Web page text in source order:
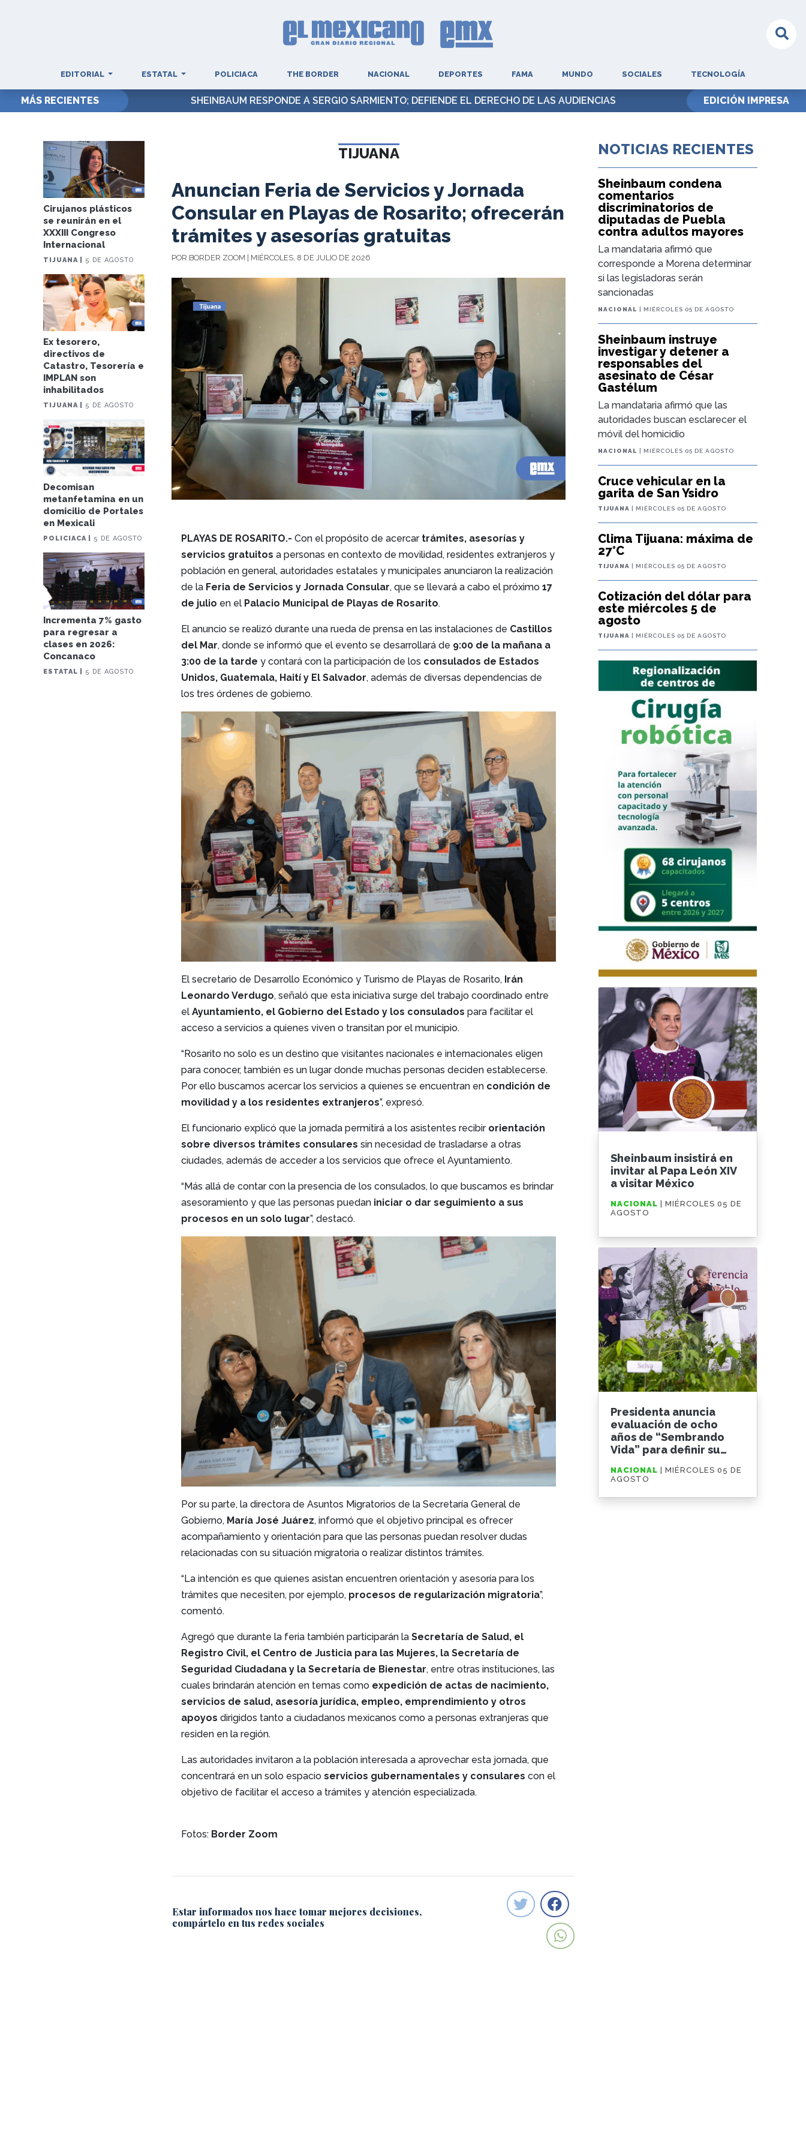
EDITORIAL ESTATAL POLICIACA THE BORDER NACIONAL DEPORTES FAMA MUNDO SOCIALES TECNOLOGÍA
MÁS RECIENTES SHEINBAUM RESPONDE A SERGIO SARMIENTO; DEFIENDE EL DERECHO DE LAS AUDIENCIAS EDICIÓN IMPRESA
Cirujanos plásticos
se reunirán en el
XXXIII Congreso
Internacional
TIJUANA | 5 DE AGOSTO
Ex tesorero,
directivos de
Catastro, Tesorería e
IMPLAN son
inhabilitados
TIJUANA | 5 DE AGOSTO
Decomisan
metanfetamina en un
domicilio de Portales
en Mexicali
POLICIACA | 5 DE AGOSTO
Incrementa 7% gasto
para regresar a
clases en 2026:
Concanaco
ESTATAL | 5 DE AGOSTO
TIJUANA
Anuncian Feria de Servicios y Jornada
Consular en Playas de Rosarito; ofrecerán
trámites y asesorías gratuitas
POR BORDER ZOOM | MIÉRCOLES, 8 DE JULIO DE 2026
PLAYAS DE ROSARITO.- Con el propósito de acercar trámites, asesorías y
servicios gratuitos a personas en contexto de movilidad, residentes extranjeros y
población en general, autoridades estatales y municipales anunciaron la realización
de la Feria de Servicios y Jornada Consular, que se llevará a cabo el próximo17
de julio en el Palacio Municipal de Playas de Rosarito.
El anuncio se realizó durante una rueda de prensa en las instalaciones de Castillos
del Mar, donde se informó que el evento se desarrollará de 9:00 de la mañana a
3:00 de la tarde y contará con la participación de los consulados de Estados
Unidos, Guatemala, Haití y El Salvador, además de diversas dependencias de
los tres órdenes de gobierno.
El secretario de Desarrollo Económico y Turismo de Playas de Rosarito, Irán
Leonardo Verdugo, señaló que esta iniciativa surge del trabajo coordinado entre
elAyuntamiento, el Gobierno del Estado y los consulados para facilitar el
acceso a servicios a quienes viven o transitan por el municipio.
“Rosarito no solo es un destino que visitantes nacionales e internacionales eligen
para conocer, también es un lugar donde muchas personas deciden establecerse.
Por ello buscamos acercar los servicios a quienes se encuentran en condición de
movilidad y a los residentes extranjeros”, expresó.
El funcionario explicó que la jornada permitirá a los asistentes recibir orientación
sobre diversos trámites consulares sin necesidad de trasladarse a otras
ciudades, además de acceder a los servicios que ofrece el Ayuntamiento.
“Más allá de contar con la presencia de los consulados, lo que buscamos es brindar
asesoramiento y que las personas puedan iniciar o dar seguimiento a sus
procesos en un solo lugar”, destacó.
Por su parte, la directora de Asuntos Migratorios de la Secretaría General de
Gobierno, María José Juárez, informó que el objetivo principal es ofrecer
acompañamiento y orientación para que las personas puedan resolver dudas
relacionadas con su situación migratoria o realizar distintos trámites.
“La intención es que quienes asistan encuentren orientación y asesoría para los
trámites que necesiten, por ejemplo, procesos de regularización migratoria”,
comentó.
Agregó que durante la feria también participarán laSecretaría de Salud, el
Registro Civil, el Centro de Justicia para las Mujeres, la Secretaría de
Seguridad Ciudadana y la Secretaría de Bienestar, entre otras instituciones, las
cuales brindarán atención en temas como expedición de actas de nacimiento,
servicios de salud, asesoría jurídica, empleo, emprendimiento y otros
apoyos dirigidos tanto a ciudadanos mexicanos como a personas extranjeras que
residen en la región.
Las autoridades invitaron a la población interesada a aprovechar esta jornada, que
concentrará en un solo espacioservicios gubernamentales y consulares con el
objetivo de facilitar el acceso a trámites y atención especializada.
Fotos: Border Zoom
Estar informados nos hace tomar mejores decisiones,
compártelo en tus redes sociales
NOTICIAS RECIENTES
Sheinbaum condena
comentarios
discriminatorios de
diputadas de Puebla
contra adultos mayores
La mandataria afirmó que
corresponde a Morena determinar
si las legisladoras serán
sancionadas
NACIONAL | MIÉRCOLES 05 DE AGOSTO
Sheinbaum instruye
investigar y detener a
responsables del
asesinato de César
Gastélum
La mandataria afirmó que las
autoridades buscan esclarecer el
móvil del homicidio
NACIONAL | MIÉRCOLES 05 DE AGOSTO
Cruce vehicular en la
garita de San Ysidro
TIJUANA | MIÉRCOLES 05 DE AGOSTO
Clima Tijuana: máxima de
27°C
TIJUANA | MIÉRCOLES 05 DE AGOSTO
Cotización del dólar para
este miércoles 5 de
agosto
TIJUANA | MIÉRCOLES 05 DE AGOSTO
Sheinbaum insistirá en
invitar al Papa León XIV
a visitar México
NACIONAL| MIÉRCOLES 05 DE
AGOSTO
Presidenta anuncia
evaluación de ocho
años de “Sembrando
Vida” para definir su
NACIONAL
| MIÉRCOLES 05 DE
AGOSTO